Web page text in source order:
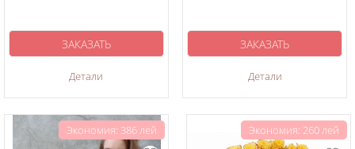
Детали
ЗАКАЗАТЬ
Детали
ЗАКАЗАТЬ
Экономия: 386 лей Экономия: 260 лей